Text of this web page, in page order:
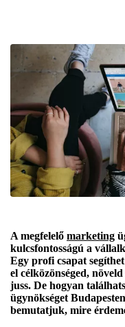
A megfelelő marketing
kulcsfontosságú a
Egy profi csapat
el célközönséged,
juss. De hogyan
ügynökséget
bemutatjuk, mire